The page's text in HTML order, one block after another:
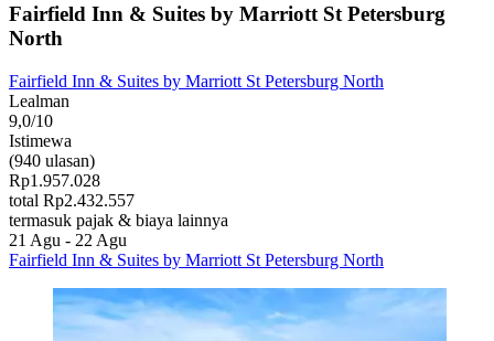
Fairfield Inn & Suites by Marriott St Petersburg
North
Fairfield Inn & Suites by Marriott St Petersburg North
Lealman
9,0/10
Istimewa
(940 ulasan)
Rp1.957.028
total Rp2.432.557
termasuk pajak & biaya lainnya
21 Agu - 22 Agu
Fairfield Inn & Suites by Marriott St Petersburg North